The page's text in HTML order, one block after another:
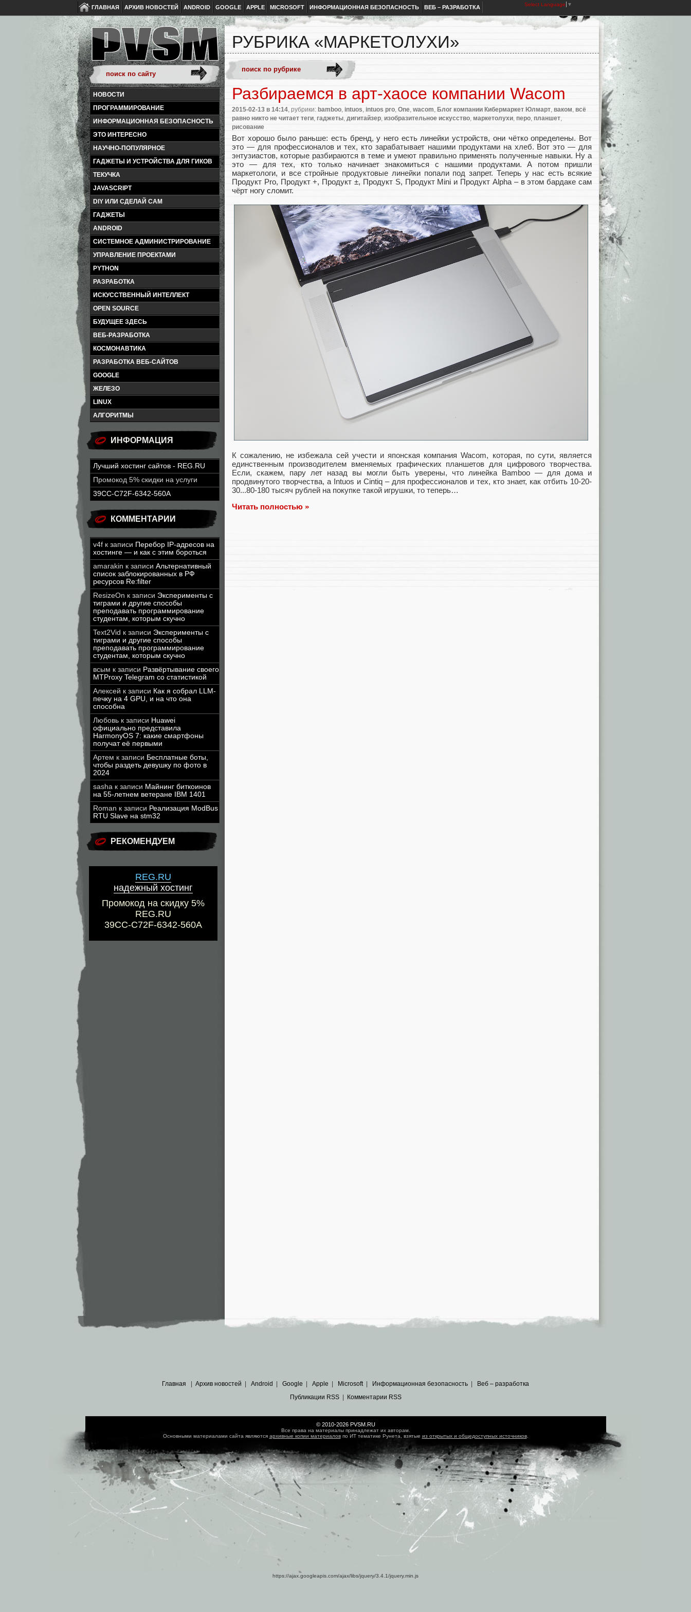
ГЛАВНАЯ АРХИВ НОВОСТЕЙ ANDROID GOOGLE APPLE MICROSOFT ИНФОРМАЦИОННАЯ БЕЗОПАСНОСТЬ ВЕБ – РАЗРАБОТКА Select Language ▼
НОВОСТИ
ПРОГРАММИРОВАНИЕ
ИНФОРМАЦИОННАЯ БЕЗОПАСНОСТЬ
ЭТО ИНТЕРЕСНО
НАУЧНО-ПОПУЛЯРНОЕ
ГАДЖЕТЫ И УСТРОЙСТВА ДЛЯ ГИКОВ
ТЕКУЧКА
JAVASCRIPT
DIY ИЛИ СДЕЛАЙ САМ
ГАДЖЕТЫ
ANDROID
СИСТЕМНОЕ АДМИНИСТРИРОВАНИЕ
УПРАВЛЕНИЕ ПРОЕКТАМИ
PYTHON
РАЗРАБОТКА
ИСКУССТВЕННЫЙ ИНТЕЛЛЕКТ
OPEN SOURCE
БУДУЩЕЕ ЗДЕСЬ
ВЕБ-РАЗРАБОТКА
КОСМОНАВТИКА
РАЗРАБОТКА ВЕБ-САЙТОВ
GOOGLE
ЖЕЛЕЗО
LINUX
АЛГОРИТМЫ
ИНФОРМАЦИЯ
Лучший хостинг сайтов - REG.RU
Промокод 5% скидки на услуги
39CC-C72F-6342-560A
КОММЕНТАРИИ
v4f к записи Перебор IP-адресов на
хостинге — и как с этим бороться
amarakin к записи Альтернативный
список заблокированных в РФ
ресурсов Re:filter
ResizeOn к записи Эксперименты с
тиграми и другие способы
преподавать программирование
студентам, которым скучно
Text2Vid к записи Эксперименты с
тиграми и другие способы
преподавать программирование
студентам, которым скучно
всым к записи Развёртывание своего
MTProxy Telegram со статистикой
Алексей к записи Как я собрал LLM-
печку на 4 GPU, и на что она
способна
Любовь к записи Huawei
официально представила
HarmonyOS 7: какие смартфоны
получат её первыми
Артем к записи Бесплатные боты,
чтобы раздеть девушку по фото в
2024
sasha к записи Майнинг биткоинов
на 55-летнем ветеране IBM 1401
Roman к записи Реализация ModBus
RTU Slave на stm32
РЕКОМЕНДУЕМ
REG.RU
надежный хостинг
Промокод на скидку 5%
REG.RU
39CC-C72F-6342-560A
РУБРИКА «МАРКЕТОЛУХИ»
Разбираемся в арт-хаосе компании Wacom
2015-02-13 в 14:14 , рубрики: bamboo intuos intuos pro One wacom Блог компании Кибермаркет Юлмарт ваком всё
равно никто не читает теги гаджеты дигитайзер изобразительное искусство маркетолухи перо планшет
рисование
Вот хорошо было раньше: есть бренд, у него есть линейки устройств, они чётко определены. Вот
это — для профессионалов и тех, кто зарабатывает нашими продуктами на хлеб. Вот это — для
энтузиастов, которые разбираются в теме и умеют правильно применять полученные навыки. Ну а
это — для тех, кто только начинает знакомиться с нашими продуктами. А потом пришли
маркетологи, и все стройные продуктовые линейки попали под запрет. Теперь у нас есть всякие
Продукт Pro, Продукт +, Продукт ±, Продукт S, Продукт Mini и Продукт Alpha – в этом бардаке сам
чёрт ногу сломит.
К сожалению, не избежала сей учести и японская компания Wacom, которая, по сути, является
единственным производителем вменяемых графических планшетов для цифрового творчества.
Если, скажем, пару лет назад вы могли быть уверены, что линейка Bamboo — для дома и
продвинутого творчества, а Intuos и Cintiq – для профессионалов и тех, кто знает, как отбить 10-20-
30...80-180 тысяч рублей на покупке такой игрушки, то теперь…
Читать полностью »
Главная Архив новостей Android Google Apple Microsoft| Информационная безопасность
Веб – разработка
Публикации RSS| Комментарии RSS
© 2010-2026 PVSM.RU
Все права на материалы принадлежат их авторам.
Основными материалами сайта являются архивные копии материаловпо ИТ тематике Рунета, взятые из открытых и общедоступных источников.
https://ajax.googleapis.com/ajax/libs/jquery/3.4.1/jquery.min.js